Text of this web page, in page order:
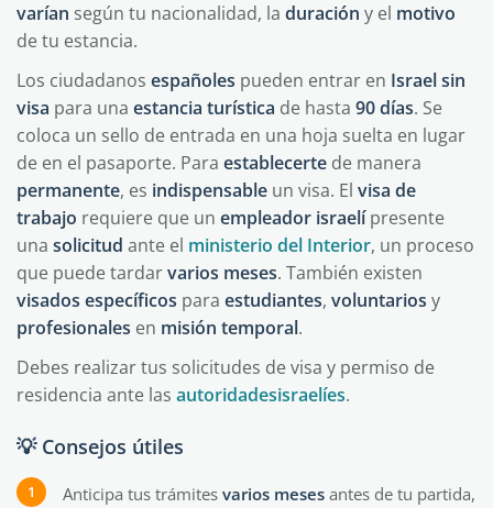
varían según tu nacionalidad, la duración y el motivo
de tu estancia.
Los ciudadanos españoles pueden entrar en Israelsin
visa para una estancia turística de hasta 90días. Se
coloca un sello de entrada en una hoja suelta en lugar
de en el pasaporte. Para establecerte de manera
permanente, es indispensable un visa. El visa de
trabajo requiere que un empleador israelípresente
una solicitud ante el ministerio del Interior, un proceso
que puede tardarvarios meses. También existen
visados específicos para estudiantes, voluntarios y
profesionales en misión temporal.
Debes realizar tus solicitudes de visa y permiso de
residencia ante las autoridadesisraelíes.
💡 Consejos útiles
Anticipa tus trámites varios meses antes de tu partida,